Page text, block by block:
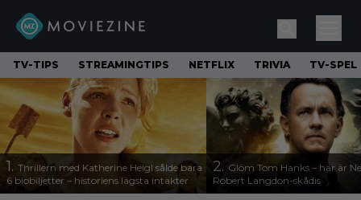
TV-TIPS STREAMINGTIPS NETFLIX TRIVIA TV-SPEL
1. Thrillern med Katherine Heigl sålde bara
6 biobiljetter – historiens lägsta intäkter
2. Glöm Tom Hanks – här är
Robert Langdon-skådis